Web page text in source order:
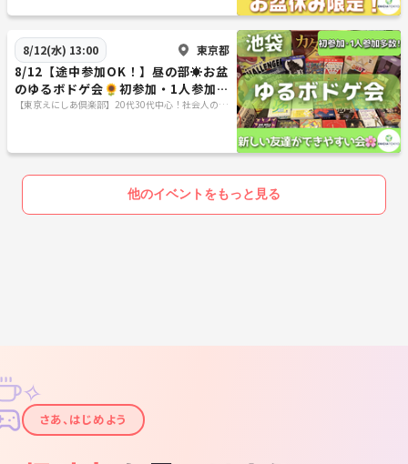
8/12(水) 13:00 東京都
8/12【途中参加OK！】昼の部☀️お盆
のゆるボドゲ会🌻初参加・1人参加多
数✨夏の交流イベント♫
【東京えにしあ倶楽部】20代30代中心！社会人のた
他のイベントをもっと見る
✦
✧
さあ、はじめよう